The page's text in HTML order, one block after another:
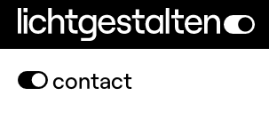
contact